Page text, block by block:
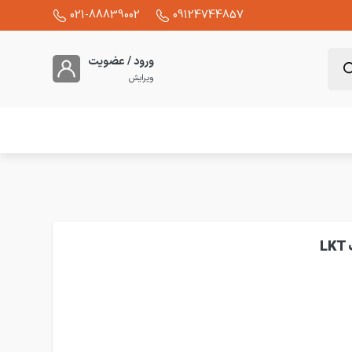
09124744857
021-88839002
ورود / عضویت
ویرایش
خازن 3 فاز فشار ضعیف فراکو 15.5 کیلووار در 480 ولت LKT